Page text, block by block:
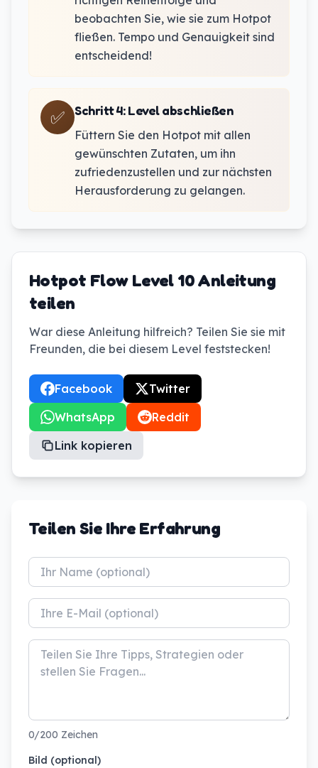
beobachten Sie, wie sie zum Hotpot
fließen. Tempo und Genauigkeit sind
entscheidend!
✅ Schritt 4:Level abschließen
Füttern Sie den Hotpot mit allen
gewünschten Zutaten, um ihn
zufriedenzustellen und zur nächsten
Herausforderung zu gelangen.
Hotpot Flow Level 10 Anleitung
teilen
War diese Anleitung hilfreich? Teilen Sie sie mit
Freunden, die bei diesem Level feststecken!
Facebook
Twitter
WhatsApp
Reddit
Link kopieren
Teilen Sie Ihre Erfahrung
0/200 Zeichen
Bild (optional)